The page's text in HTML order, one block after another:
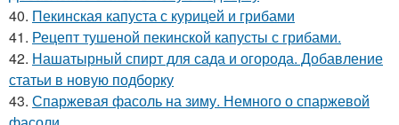
40. Пекинская капуста с курицей и грибами
41. Рецепт тушеной пекинской капусты с грибами.
42. Нашатырный спирт для сада и огорода. Добавление
статьи в новую подборку
43. Спаржевая фасоль на зиму. Немного о спаржевой